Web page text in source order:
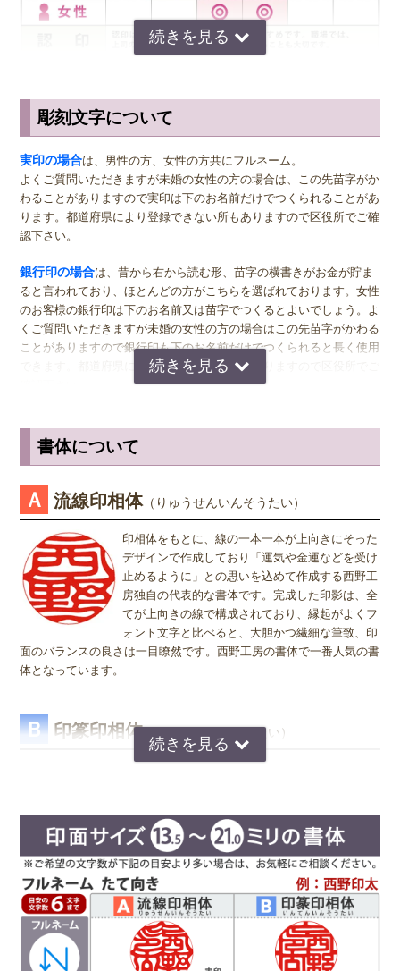
サイズ選びのアドバイス
実印の男性用は、堂々とした大きいサイズの直径16.5ミリまたは18.0
ミリがおすすめです。女性用の実印でフルネームの場合は、15.0ミ
リ。女性用の実印で名のみの場合は、13.5ミリがおすすめです。女性
の方でご結婚されている場合は、ご主人様より小さいものをお選びに
なるのが一般的ですが、同じ大きさの実印でも問題ございません。女
女関係なく大きいものをおすすめします。代表者としての実印をお作
り下さい。印材によっては、21.0ミリもご用意しています。ご入用の
際は、各商品ページにてご確認ください。
銀行印の男性用は、16.5ミリがおすすめです。女性用は、13.5ミリ
小さ目の10.5ミリが無難かもしれません。女性用は、10.5ミリがおす
すめです。
※実印・銀行印・認印の表記は、当店で分類上分けさせて頂いており
ますが、銀行印をご注文された場合でも、実印や認印として、また
も問題ありません。ご使用用途は、お客様のご判断でご使用頂けま
す。
彫刻文字について
実印の場合は、男性の方、女性の方共にフルネーム。
よくご質問いただきますが未婚の女性の方の場合は、この先苗字がか
わることがありますので実印は下のお名前だけでつくられることがあ
ります。都道府県により登録できない所もありますので区役所でご確
認下さい。
銀行印の場合は、昔から右から読む形、苗字の横書きがお金が貯ま
ると言われており、ほとんどの方がこちらを選ばれております。女性
のお客様の銀行印は下のお名前又は苗字でつくるとよいでしょう。よ
くご質問いただきますが未婚の女性の方の場合はこの先苗字がかわる
ことがありますので銀行印も下のお名前だけでつくられると長く使用
できます。都道府県により登録できない所もありますので区役所でご
が書いてあるのか読めるほうがいいかと思いますので当店では風格を
出すならテンショ体、味わい深いものなら読みやすい印相体をオスス
姓または名で、漢字1文字のお客様
『書体』をお選び頂く際、漢字一文字のお客様の場合は "たて" "ヨ
コ" どちらを選択すればよいのかお問い合わせを頂きます。 "たて"
"ヨコ" どちらを選んで頂いても、選択によりデザインが変わること
はございませんので "たて" "ヨコ" どちらかをご選択願います。
書体について
Ａ 流線印相体（りゅうせんいんそうたい）
印相体をもとに、線の一本一本が上向きにそった
デザインで作成しており「運気や金運などを受け
止めるように」との思いを込めて作成する西野工
房独自の代表的な書体です。完成した印影は、全
てが上向きの線で構成されており、縁起がよくフ
ォント文字と比べると、大胆かつ繊細な筆致、印
面のバランスの良さは一目瞭然です。西野工房の書体で一番人気の書
体となっています。
Ｂ 印篆印相体 （いんてんいんそうたい）
ンスをとるのが難しいのですが、独自の作風で文
字を折り曲げ、空間を埋めるデザインが特徴で
す。直線基調の印影は、気品があり上品な印象で
好まれています。定評のある西野センスで全体のバランスを整え枠内
に収めます。
Ｃ 読 みやすい 印相体(よみやすいいんそうたい)